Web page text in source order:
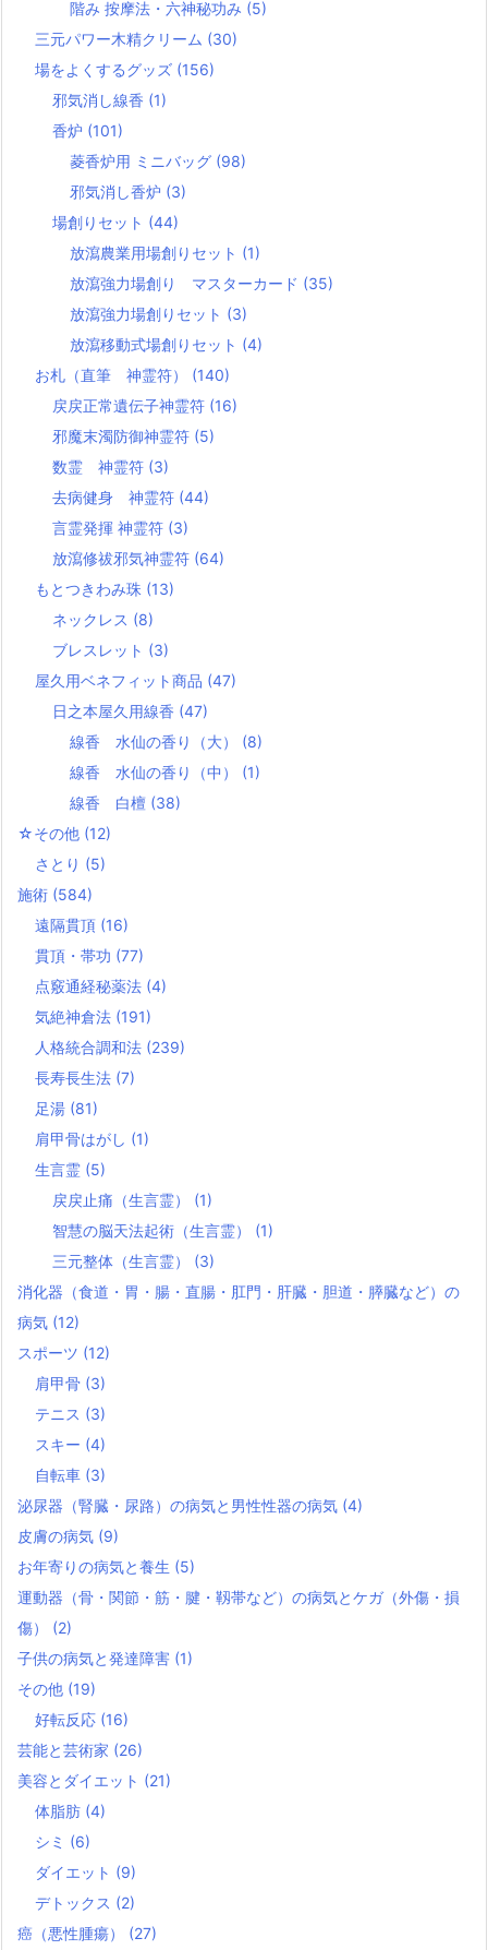
階み 按摩法・六神秘功み (5)
三元パワー木精クリーム (30)
場をよくするグッズ (156)
邪気消し線香 (1)
香炉 (101)
菱香炉用 ミニバッグ (98)
邪気消し香炉 (3)
場創りセット (44)
放瀉農業用場創りセット (1)
放瀉強力場創り マスターカード (35)
放瀉強力場創りセット (3)
放瀉移動式場創りセット (4)
お札（直筆 神霊符） (140)
戻戻正常遺伝子神霊符 (16)
邪魔末濁防御神霊符 (5)
数霊 神霊符 (3)
去病健身 神霊符 (44)
言霊発揮 神霊符 (3)
放瀉修祓邪気神霊符 (64)
もとつきわみ珠 (13)
ネックレス (8)
ブレスレット (3)
屋久用ベネフィット商品 (47)
日之本屋久用線香 (47)
線香 水仙の香り（大） (8)
線香 水仙の香り（中） (1)
線香 白檀 (38)
☆その他 (12)
さとり (5)
施術 (584)
遠隔貫頂 (16)
貫頂・帯功 (77)
点竅通経秘薬法 (4)
気絶神倉法 (191)
人格統合調和法 (239)
長寿長生法 (7)
足湯 (81)
肩甲骨はがし (1)
生言霊 (5)
戻戻止痛（生言霊） (1)
智慧の脳天法起術（生言霊） (1)
三元整体（生言霊） (3)
消化器（食道・胃・腸・直腸・肛門・肝臓・胆道・膵臓など）の
病気 (12)
スポーツ (12)
肩甲骨 (3)
テニス (3)
スキー (4)
自転車 (3)
泌尿器（腎臓・尿路）の病気と男性性器の病気 (4)
皮膚の病気 (9)
お年寄りの病気と養生 (5)
運動器（骨・関節・筋・腱・靱帯など）の病気とケガ（外傷・損
傷） (2)
子供の病気と発達障害 (1)
その他 (19)
好転反応 (16)
芸能と芸術家 (26)
美容とダイエット (21)
体脂肪 (4)
シミ (6)
ダイエット (9)
デトックス (2)
癌（悪性腫瘍） (27)